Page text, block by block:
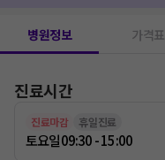
병원정보 가격표
진료시간
진료마감 휴일진료
토요일09:30 - 15:00